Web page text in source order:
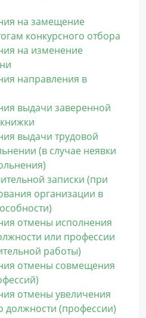
на замещение
конкурсного отбора
на изменение
направления в
выдачи заверенной
выдачи трудовой
(в случае неявки
записки (при
организации в
отмены исполнения
или профессии
работы)
отмены совмещения
отмены увеличения
должности (профессии)